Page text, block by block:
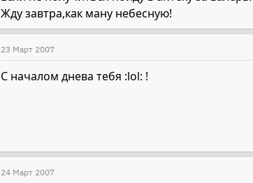
Жду завтра,как ману небесную!
23 Март 2007
С началом днева тебя :lol: !
24 Март 2007